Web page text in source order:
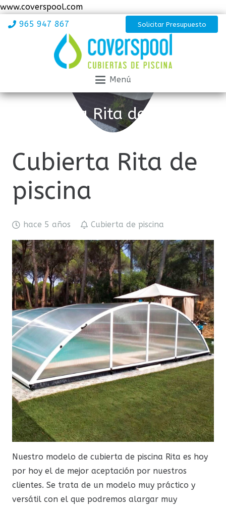
www.coverspool.com
965 947 867
Solicitar Presupuesto
Menú
Cubierta Rita de piscina
Cubierta Rita de
piscina
hace 5 años Cubierta de piscina
Nuestro modelo de cubierta de piscina Rita es hoy
por hoy el de mejor aceptación por nuestros
clientes. Se trata de un modelo muy práctico y
versátil con el que podremos alargar muy